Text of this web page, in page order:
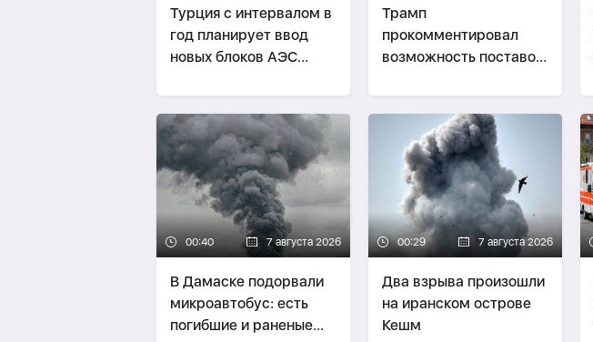
Турция с интервалом в
год планирует ввод
новых блоков АЭС
Трамп
прокомментировал
возможность поставок
Украине
00:40 7 августа 2026
В Дамаске подорвали
микроавтобус: есть
погибшие и раненые
00:29 7 августа 2026
Два взрыва произошли
на иранском острове
Кешм